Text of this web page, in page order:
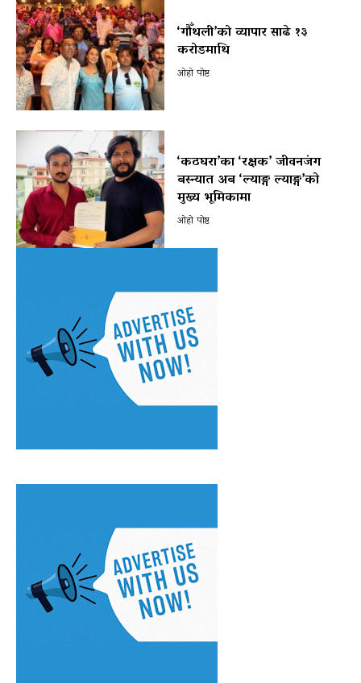
‘गौँथली’को व्यापार साढे १३
करोडमाथि
ओहो पोष्ट
‘कठघरा’का ‘रक्षक’ जीवनजंग
बस्न्यात अब ‘ल्याङ्ग ल्याङ्ग’को
मुख्य भूमिकामा
ओहो पोष्ट